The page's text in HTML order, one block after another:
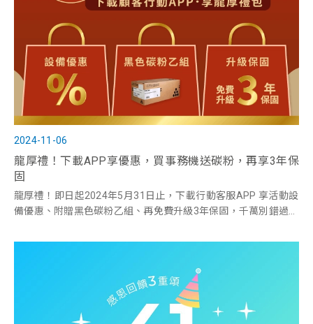
2024-11-06
龍厚禮！下載APP享優惠，買事務機送碳粉，再享3年保
固
龍厚禮！即日起2024年5月31日止，下載行動客服APP 享活動設
備優惠、附贈黑色碳粉乙組、再免費升級3年保固，千萬別錯過新